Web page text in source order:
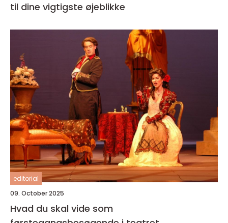
til dine vigtigste øjeblikke
editorial
09. October 2025
Hvad du skal vide som